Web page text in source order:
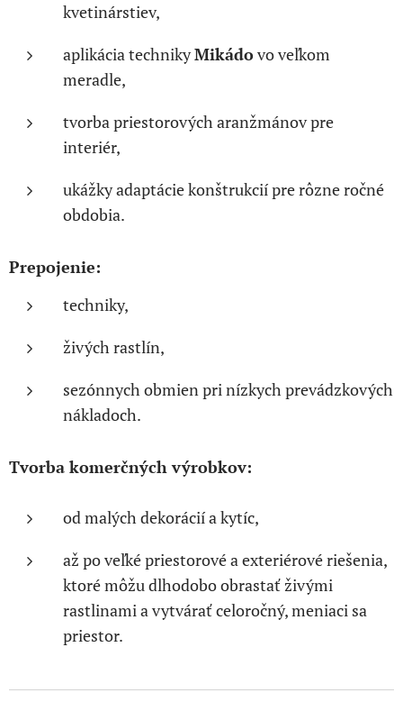
kvetinárstiev,
aplikácia technikyMikádovo veľkom
meradle,
tvorba priestorových aranžmánov pre
interiér,
ukážky adaptácie konštrukcií pre rôzne ročné
obdobia.
Prepojenie:
techniky,
živých rastlín,
sezónnych obmien pri nízkych prevádzkových
nákladoch.
Tvorba komerčných výrobkov:
od malých dekorácií a kytíc,
až po veľké priestorové a exteriérové riešenia,
ktoré môžu dlhodobo obrastať živými
rastlinami a vytvárať celoročný, meniaci sa
priestor.